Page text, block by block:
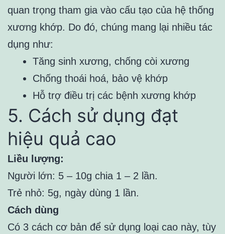
quan trọng tham gia vào cấu tạo của hệ thống
xương khớp. Do đó, chúng mang lại nhiều tác
dụng như:
Tăng sinh xương, chống còi xương
Chống thoái hoá, bảo vệ khớp
Hỗ trợ điều trị các bệnh xương khớp
5. Cách sử dụng đạt
hiệu quả cao
Liều lượng:
Người lớn: 5 – 10g chia 1 – 2 lần.
Trẻ nhỏ: 5g, ngày dùng 1 lần.
Cách dùng
Có 3 cách cơ bản để sử dụng loại cao này, tùy